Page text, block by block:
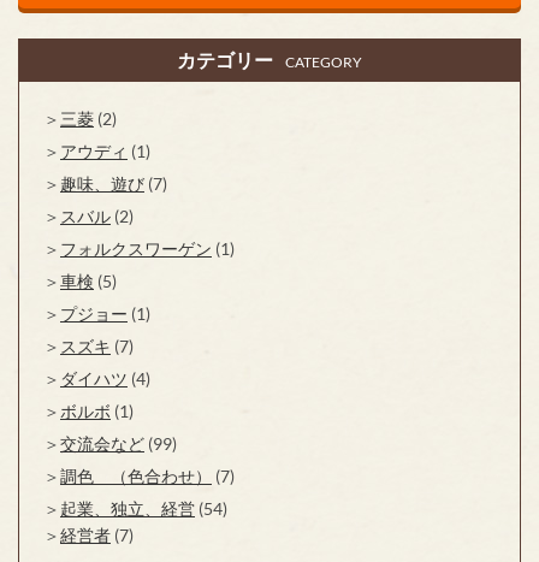
カテゴリー CATEGORY
三菱 (2)
アウディ (1)
趣味、遊び (7)
スバル (2)
フォルクスワーゲン (1)
車検 (5)
プジョー (1)
スズキ (7)
ダイハツ (4)
ボルボ (1)
交流会など (99)
調色 （色合わせ）
(7)
起業、独立、経営 (54)
経営者 (7)